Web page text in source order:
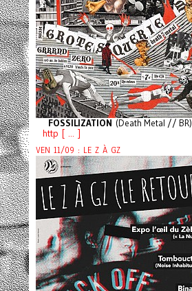
FOSSILIZATION (Death Metal // BR)
http [ ... ]
VEN 11/09 : LE Z À GZ